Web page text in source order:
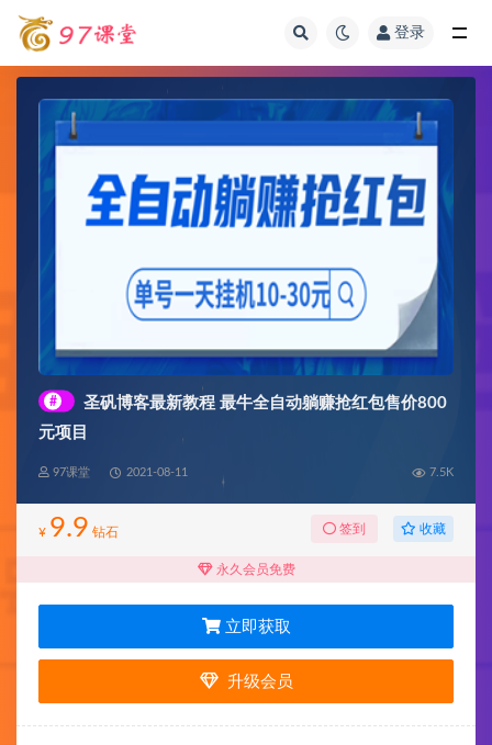
登录
#
圣矾博客最新教程 最牛全自动躺赚抢红包售价800
元项目
97课堂 2021-08-11 7.5K
¥ 9.9 钻石 签到 收藏
永久会员免费
立即获取
升级会员